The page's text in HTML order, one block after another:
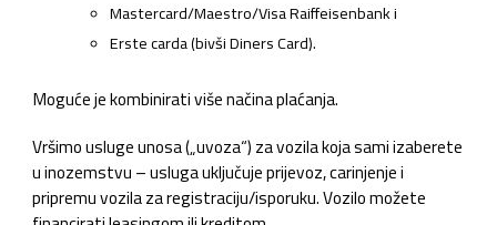
Mastercard/Maestro/Visa Raiffeisenbank i
Erste carda (bivši Diners Card).
Moguće je kombinirati više načina plaćanja.
Vršimo usluge unosa („uvoza“) za vozila koja sami izaberete
u inozemstvu – usluga uključuje prijevoz, carinjenje i
pripremu vozila za registraciju/isporuku. Vozilo možete